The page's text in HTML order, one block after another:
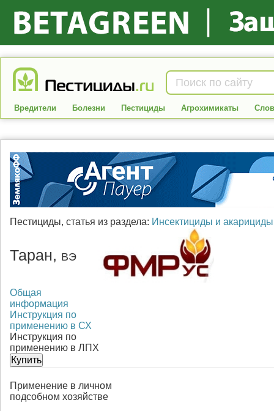
Вредители Болезни Пестициды Агрохимикаты
Пестициды, статья из раздела: Инсектициды и
Таран, ВЭ
Общая
информация
Инструкция по
применению в СХ
Инструкция по
применению в ЛПХ
Купить
Применение в личном
подсобном хозяйстве